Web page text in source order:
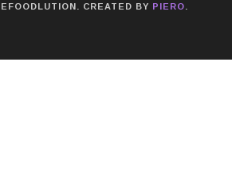
CREATED BY PIERO